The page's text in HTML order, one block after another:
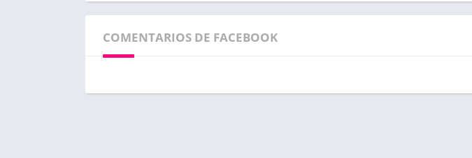
COMENTARIOS DE FACEBOOK